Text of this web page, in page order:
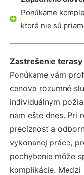
Ponúkame
ktoré nie sú
Zastrešenie
Ponúkame vám
cenovo rozumné
individuálnym
nám ešte dnes. Pri
precíznosť a
vykonanej práce,
pochybenie môže
komplikácie.